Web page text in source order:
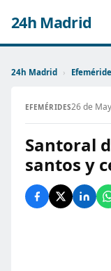
24h Madrid
24h Madrid ›
EFEMÉRIDES26 de
Santoral
santos y